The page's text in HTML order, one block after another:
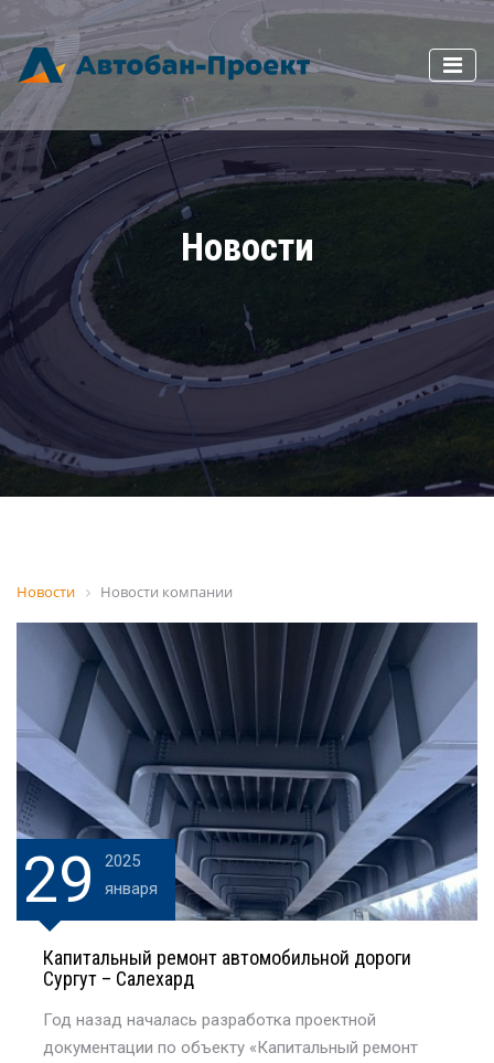
Новости
Новости Новости компании
29
2025
января
Капитальный ремонт автомобильной дороги
Сургут – Салехард
Год назад началась разработка проектной
документации по объекту «Капитальный ремонт